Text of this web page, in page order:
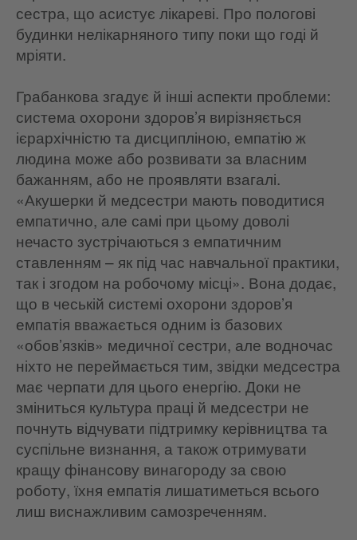
сестра, що асистує лікареві. Про пологові
будинки нелікарняного типу поки що годі й
мріяти.
Грабанкова згадує й інші аспекти проблеми:
система охорони здоров’я вирізняється
ієрархічністю та дисципліною, емпатію ж
людина може або розвивати за власним
бажанням, або не проявляти взагалі.
«Акушерки й медсестри мають поводитися
емпатично, але самі при цьому доволі
нечасто зустрічаються з емпатичним
ставленням – як під час навчальної практики,
так і згодом на робочому місці». Вона додає,
що в чеській системі охорони здоров’я
емпатія вважається одним із базових
«обов’язків» медичної сестри, але водночас
ніхто не переймається тим, звідки медсестра
має черпати для цього енергію. Доки не
зміниться культура праці й медсестри не
почнуть відчувати підтримку керівництва та
суспільне визнання, а також отримувати
кращу фінансову винагороду за свою
роботу, їхня емпатія лишатиметься всього
лиш виснажливим самозреченням.